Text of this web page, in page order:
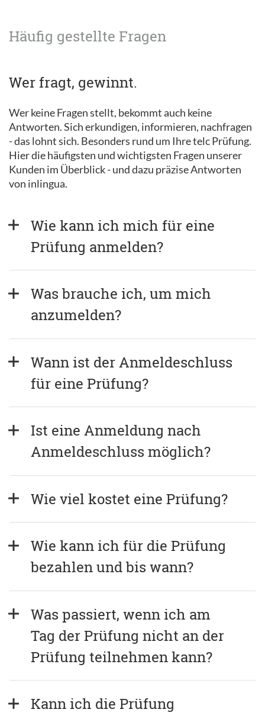
Häufig gestellte Fragen
Wer fragt, gewinnt.
Wer keine Fragen stellt, bekommt auch keine
Antworten. Sich erkundigen, informieren, nachfragen
- das lohnt sich. Besonders rund um Ihre telc Prüfung.
Hier die häufigsten und wichtigsten Fragen unserer
Kunden im Überblick - und dazu präzise Antworten
von inlingua.
Wie kann ich mich für eine
Prüfung anmelden?
Was brauche ich, um mich
anzumelden?
Wann ist der Anmeldeschluss
für eine Prüfung?
Ist eine Anmeldung nach
Anmeldeschluss möglich?
Wie viel kostet eine Prüfung?
Wie kann ich für die Prüfung
bezahlen und bis wann?
Was passiert, wenn ich am
Tag der Prüfung nicht an der
Prüfung teilnehmen kann?
Kann ich die Prüfung